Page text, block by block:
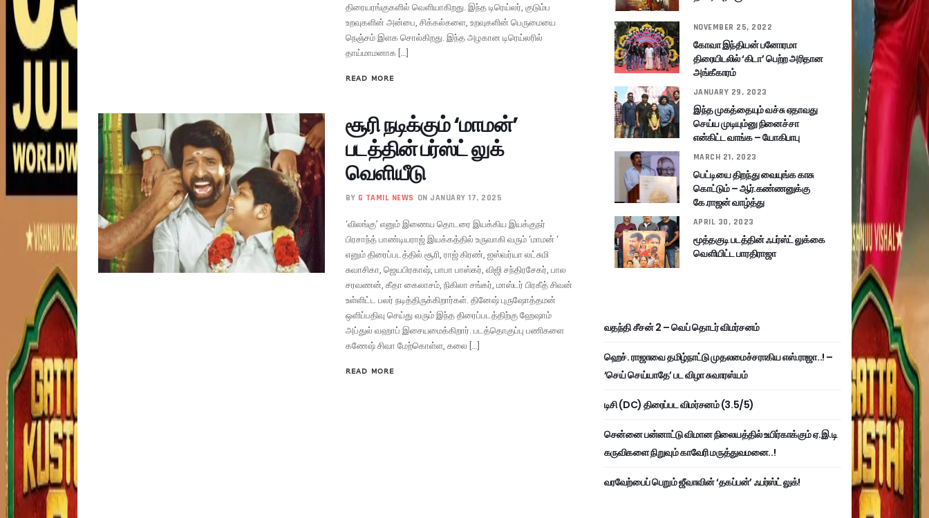
திரையரங்குகளில் வெளியாகிறது. இந்த டிரெய்லர், குடும்ப
உறவுகளின் அன்பை, சிக்கல்களை, உறவுகளின் பெருமையை
நெஞ்சம் இளக சொல்கிறது. இந்த அழகான டிரெய்லரில்
தாய்மாமனாக […]
READ MORE
சூரி நடிக்கும் ‘மாமன்’
படத்தின் பர்ஸ்ட் லுக்
வெளியீடு
BY G TAMIL NEWS ON JANUARY 17, 2025
‘விலங்கு’ எனும் இணைய தொடரை இயக்கிய இயக்குநர்
பிரசாந்த் பாண்டியராஜ் இயக்கத்தில் உருவாகி வரும் ‘மாமன் ‘
எனும் திரைப்படத்தில் சூரி, ராஜ் கிரண், ஐஸ்வர்யா லட்சுமி
சுவாசிகா, ஜெயபிரகாஷ், பாபா பாஸ்கர், விஜி சந்திரசேகர், பால
சரவணன், கீதா கைலாசம், நிகிலா சங்கர், மாஸ்டர் பிரகீத் சிவன்
உள்ளிட்ட பலர் நடித்திருக்கிறார்கள். தினேஷ் புருஷோத்தமன்
ஒளிப்பதிவு செய்து வரும் இந்த திரைப்படத்திற்கு ஹேஷாம்
அப்துல் வஹாப் இசையமைக்கிறார். படத்தொகுப்பு பணிகளை
கணேஷ் சிவா மேற்கொள்ள, கலை […]
READ MORE
NOVEMBER 25, 2022
கோவா இந்தியன் பனோரமா
திரையிடலில் ‘கிடா’ பெற்ற அரிதான
அங்கீகாரம்
JANUARY 29, 2023
இந்த முகத்தையும் வச்சு ஏதாவது
செய்ய முடியும்னு நினைச்சா
என்கிட்ட வாங்க – யோகிபாபு
MARCH 21, 2023
பெட்டியை திறந்து வையுங்க காசு
கொட்டும் – ஆர்.கண்ணனுக்கு
கே.ராஜன் வாழ்த்து
APRIL 30, 2023
மூத்தகுடி படத்தின் ஃபர்ஸ்ட் லுக்கை
வெளியிட்ட பாரதிராஜா
வதந்தி சீசன் 2 – வெப் தொடர் விமர்சனம்
ஹெச். ராஜாவை தமிழ்நாட்டு முதலமைச்சராகிய எஸ்.ராஜா..! –
‘செய் செய்யாதே’ பட விழா சுவாரஸ்யம்
டிசி (DC) திரைப்பட விமர்சனம் (3.5/5)
சென்னை பன்னாட்டு விமான நிலையத்தில் உயிர்காக்கும் ஏ.இ.டி
கருவிகளை நிறுவும் காவேரி மருத்துவமனை..!
வரவேற்பைப் பெறும் ஜீவாவின் ‘தகப்பன்’ ஃபர்ஸ்ட் லுக்!